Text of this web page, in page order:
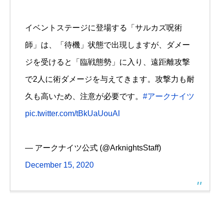
イベントステージに登場する「サルカズ呪術
師」は、「待機」状態で出現しますが、ダメー
ジを受けると「臨戦態勢」に入り、遠距離攻撃
で2人に術ダメージを与えてきます。攻撃力も耐
久も高いため、注意が必要です。 #アークナイツ
pic.twitter.com/tBkUaUouAI
— アークナイツ公式 (@ArknightsStaff)
December 15, 2020